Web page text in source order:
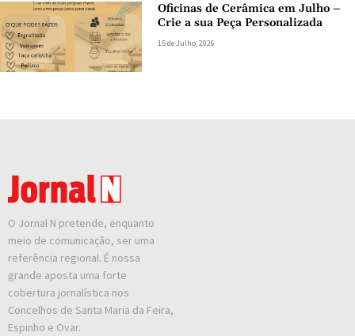
Oficinas de Cerâmica em Julho –
Crie a sua Peça Personalizada
15 de Julho, 2026
O Jornal N pretende, enquanto
meio de comunicação, ser uma
referência regional. É nossa
grande aposta uma forte
cobertura jornalística nos
Concelhos de Santa Maria da Feira,
Espinho e Ovar.